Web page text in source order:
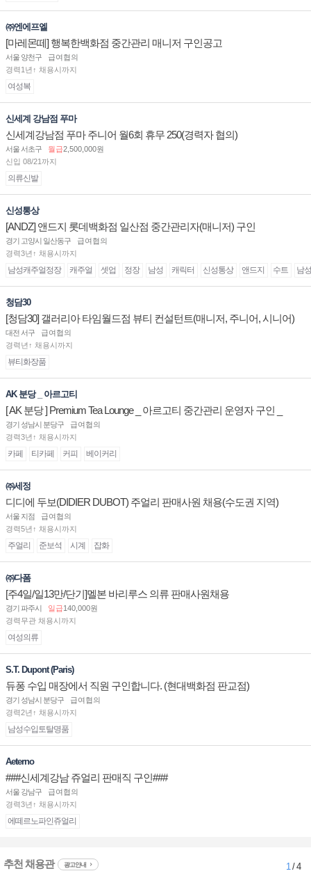
㈜엔에프엘
[마레몬떼] 행복한백화점 중간관리 매니저 구인공고
서울 양천구
급여협의
경력1년↑ 채용시까지
여성복
신세계 강남점 푸마
신세계강남점 푸마 주니어 월6회 휴무 250(경력자 협의)
서울 서초구 월급2,500,000원
신입 08/21까지
의류신발
신성통상
[ANDZ] 앤드지 롯데백화점 일산점 중간관리자(매니저) 구인
경기 고양시 일산동구
급여협의
경력3년↑ 채용시까지
남성캐주얼정장 캐주얼 셋업 정장 남성 캐릭터 신성통상 앤드지 수트 남
청담30
[청담30] 갤러리아 타임월드점 뷰티 컨설턴트(매니저, 주니어, 시니어)
채용
대전 서구
급여협의
경력년↑ 채용시까지
뷰티화장품
AK 분당 _ 아르고티
[ AK 분당 ] Premium Tea Lounge _ 아르고티 중간관리 운영자 구인 _
경기 성남시 분당구
급여협의
경력3년↑ 채용시까지
카페 티카페 커피 베이커리
㈜세정
디디에 두보(DIDIER DUBOT) 주얼리 판매사원 채용(수도권 지역)
서울 지점
급여협의
경력5년↑ 채용시까지
주얼리 준보석 시계 잡화
㈜다폼
[주4일/일13만/단기]멜본 바리루스 의류 판매사원채용
경기 파주시 일급140,000원
경력무관 채용시까지
여성의류
S.T. Dupont (Paris)
듀퐁 수입 매장에서 직원 구인합니다. (현대백화점 판교점)
경기 성남시 분당구
급여협의
경력2년↑ 채용시까지
남성수입토탈명품
Aeterno
###신세계강남 쥬얼리 판매직 구인###
서울 강남구
급여협의
경력3년↑ 채용시까지
에떼르노파인쥬얼리
추천 채용관 광고안내 1/ 4